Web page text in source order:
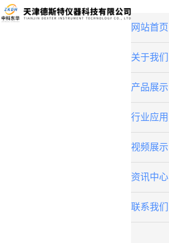
网站首页
关于我们
产品展示
行业应用
视频展示
资讯中心
联系我们